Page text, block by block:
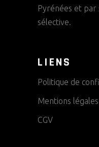
Pyrénées et par
sélective.
LIENS
Politique de
Mentions légales
CGV